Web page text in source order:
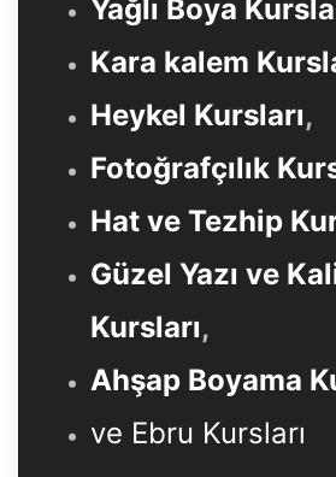
Yağlı Boya
Kara kalem
Heykel Kursları,
Fotoğrafçılık
Hat ve Tezhip
Güzel Yazı ve
Kursları,
Ahşap Boyama
ve Ebru Kursları